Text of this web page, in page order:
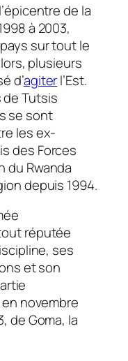
de la
à 2003,
sur tout le
plusieurs
d’agiterl’Est.
Tutsis
se sont
les ex-
des Forces
du Rwanda
depuis 1994.
réputée
ses
et son
novembre
de Goma, la